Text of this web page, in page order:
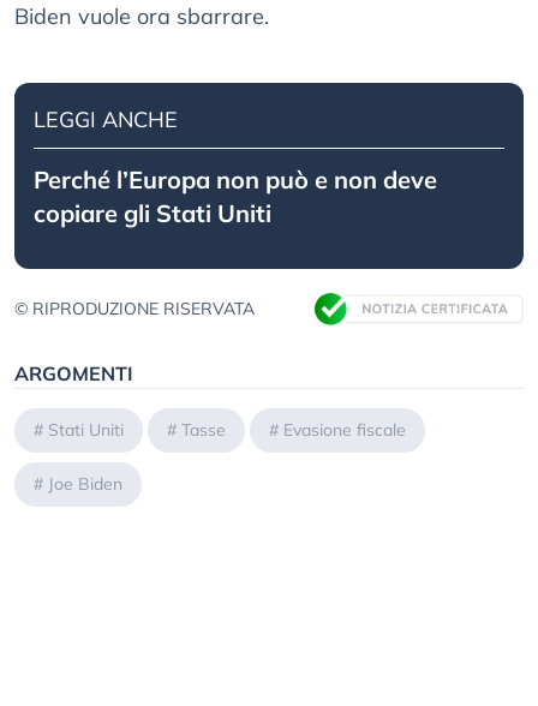
Biden vuole ora sbarrare.
LEGGI ANCHE
Perché l’Europa non può e non deve
copiare gli Stati Uniti
© RIPRODUZIONE RISERVATA
ARGOMENTI
# Stati Uniti # Tasse # Evasione fiscale
# Joe Biden